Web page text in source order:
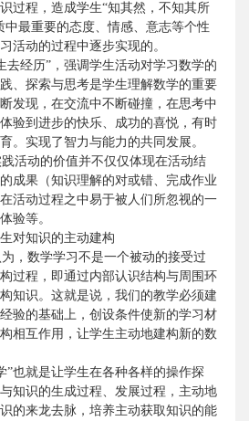
过程，造成学生“知其然，不知其所
中最重要的态度、情感、意志等个性
活动的过程中逐步实现的。
经历”，强调学生活动对学习数学的
、探索与思考是学生理解数学的重要
发现，在交流中不断碰撞，在思考中
验到进步的快乐、成功的喜悦，有时
。实现了智力与能力的共同发展。
活动的价值并不仅仅体现在活动结
成果（知识理解的对或错、完成作业
活动过程之中易于被人们所忽视的一
验等。
对知识的主动建构
，数学学习不是一个被动的接受过
过程，即通过内部认识结构与周围环
知识。这就是说，我们的教学必须建
验的基础上，创设条件使新的学习材
相互作用，让学生主动地建构新的数
也就是让学生在各种各样的操作探
知识的生成过程、发展过程，主动地
的来龙去脉，培养主动获取知识的能